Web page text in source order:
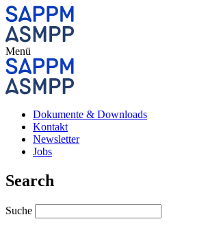
Menü
Dokumente & Downloads
Kontakt
Newsletter
Jobs
Search
Suche